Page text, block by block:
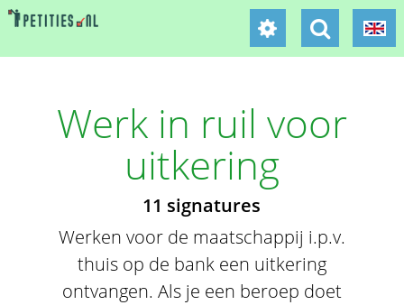
Werk in ruil voor
uitkering
11 signatures
Werken voor de maatschappij i.p.v.
thuis op de bank een uitkering
ontvangen. Als je een beroep doet